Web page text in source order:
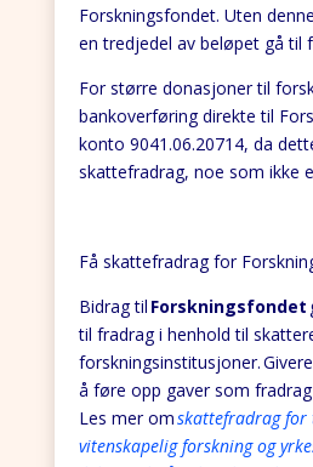
Forskningsfondet. Uten
en tredjedel av beløpet gå til
For større donasjoner til
bankoverføring direkte til
konto 9041.06.20714, da
skattefradrag, noe som ikke
Få skattefradrag for
Bidrag til Forskningsfondet
til fradrag i henhold til
forskningsinstitusjoner.
å føre opp gaver som
Les mer omskattefradrag
vitenskapelig forskning og